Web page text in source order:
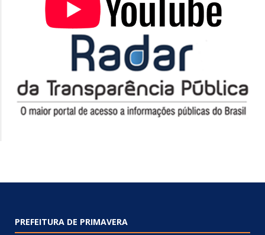
PREFEITURA DE PRIMAVERA